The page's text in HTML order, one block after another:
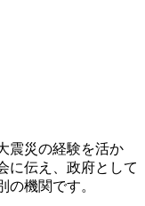
震災の経験を活か
に伝え、政府として
機関です。